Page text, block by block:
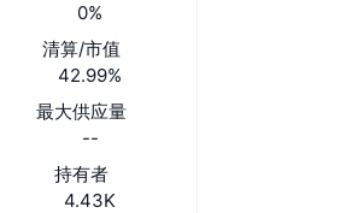
0%
清算/市值
42.99%
最大供应量
--
持有者
4.43K